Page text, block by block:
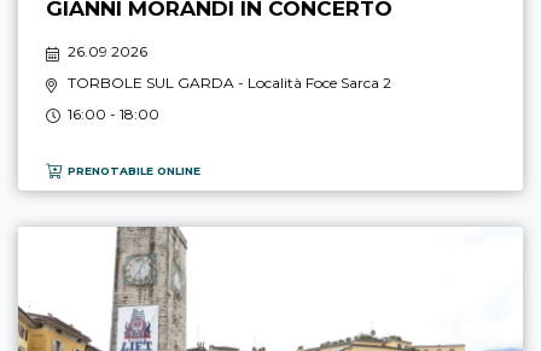
GIANNI MORANDI IN CONCERTO
26.09 2026
TORBOLE SUL GARDA - Località Foce Sarca 2
16:00 - 18:00
PRENOTABILE ONLINE